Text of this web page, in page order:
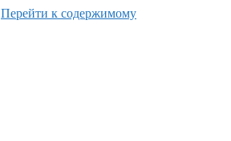
Перейти к содержимому